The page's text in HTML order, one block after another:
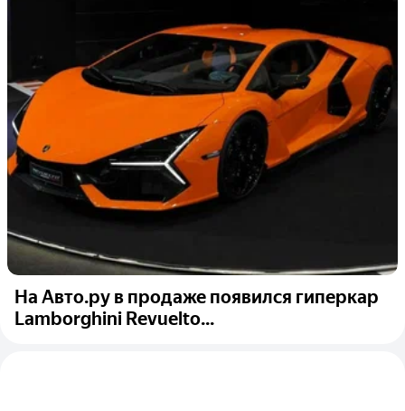
На Авто.ру в продаже появился гиперкар
Lamborghini Revuelto...